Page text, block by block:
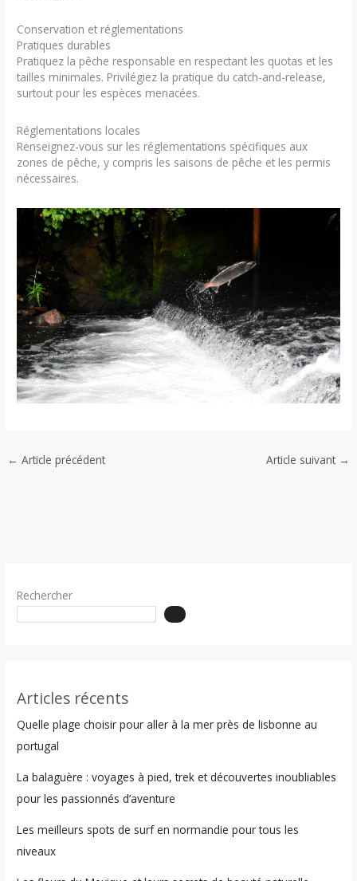
Conservation et réglementations
Pratiques durables
Pratiquez la pêche responsable en respectant les quotas et les
tailles minimales. Privilégiez la pratique du catch-and-release,
surtout pour les espèces menacées.
Réglementations locales
Renseignez-vous sur les réglementations spécifiques aux
zones de pêche, y compris les saisons de pêche et les permis
nécessaires.
← Article précédent Article suivant →
Rechercher
Articles récents
Quelle plage choisir pour aller à la mer près de lisbonne au
portugal
La balaguère : voyages à pied, trek et découvertes inoubliables
pour les passionnés d’aventure
Les meilleurs spots de surf en normandie pour tous les
niveaux